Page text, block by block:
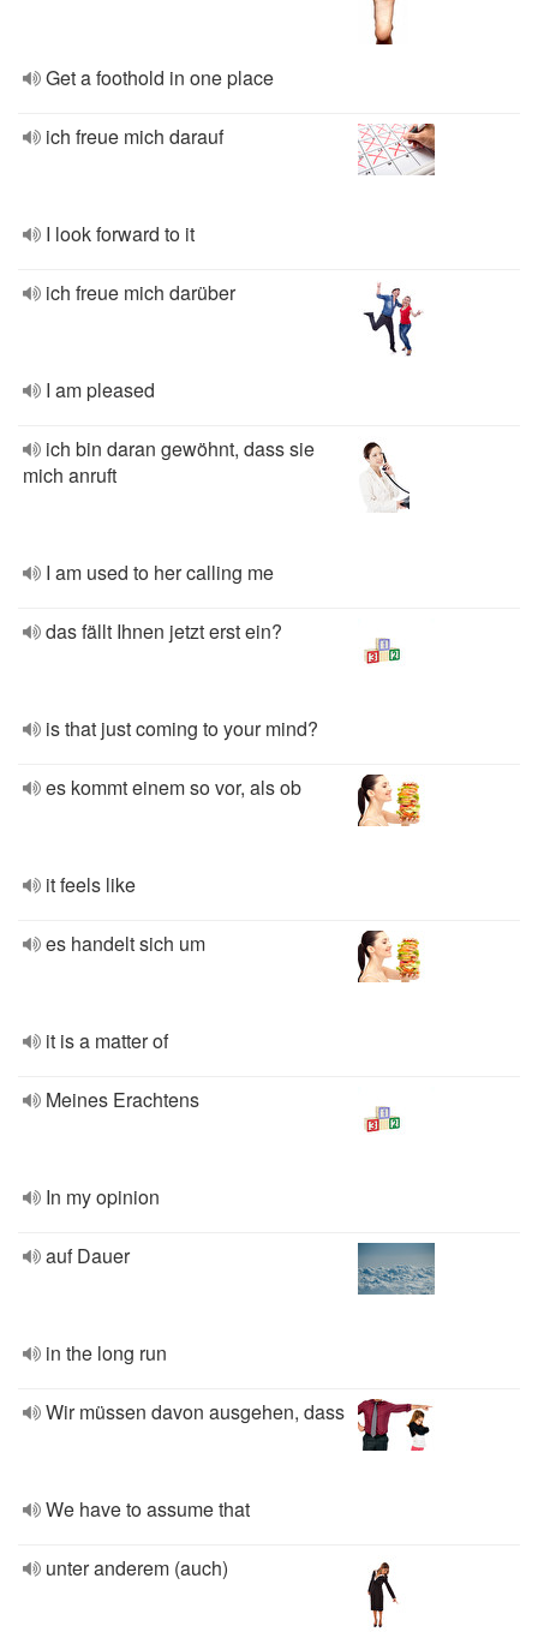
Get a foothold in one place
ich freue mich darauf
I look forward to it
ich freue mich darüber
I am pleased
ich bin daran gewöhnt, dass sie
mich anruft
I am used to her calling me
das fällt Ihnen jetzt erst ein?
is that just coming to your mind?
es kommt einem so vor, als ob
it feels like
es handelt sich um
it is a matter of
Meines Erachtens
In my opinion
auf Dauer
in the long run
Wir müssen davon ausgehen, dass
We have to assume that
unter anderem (auch)